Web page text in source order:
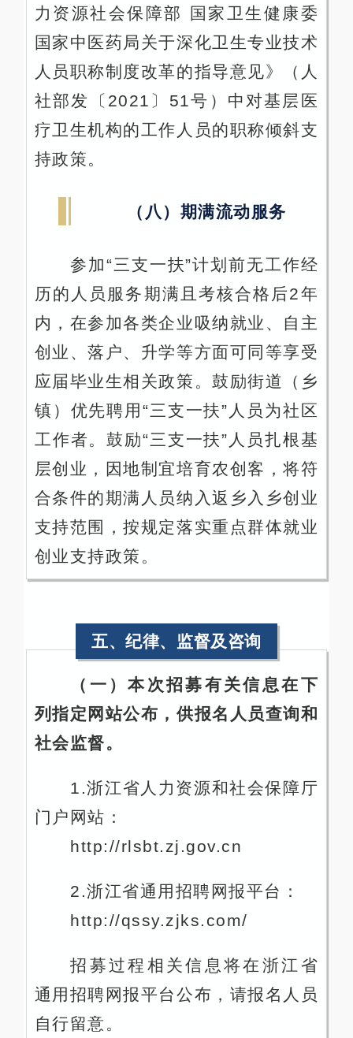
力资源社会保障部 国家卫生健康委
国家中医药局关于深化卫生专业技术
人员职称制度改革的指导意见》（人
社部发〔2021〕51号）中对基层医
疗卫生机构的工作人员的职称倾斜支
持政策。
（八）期满流动服务
参加“三支一扶”计划前无工作经
历的人员服务期满且考核合格后2年
内，在参加各类企业吸纳就业、自主
创业、落户、升学等方面可同等享受
应届毕业生相关政策。鼓励街道（乡
镇）优先聘用“三支一扶”人员为社区
工作者。鼓励“三支一扶”人员扎根基
层创业，因地制宜培育农创客，将符
合条件的期满人员纳入返乡入乡创业
支持范围，按规定落实重点群体就业
创业支持政策。
五、纪律、监督及咨询
（一）本次招募有关信息在下
列指定网站公布，供报名人员查询和
社会监督。
1.浙江省人力资源和社会保障厅
门户网站：
http://rlsbt.zj.gov.cn
2.浙江省通用招聘网报平台：
http://qssy.zjks.com/
招募过程相关信息将在浙江省
通用招聘网报平台公布，请报名人员
自行留意。